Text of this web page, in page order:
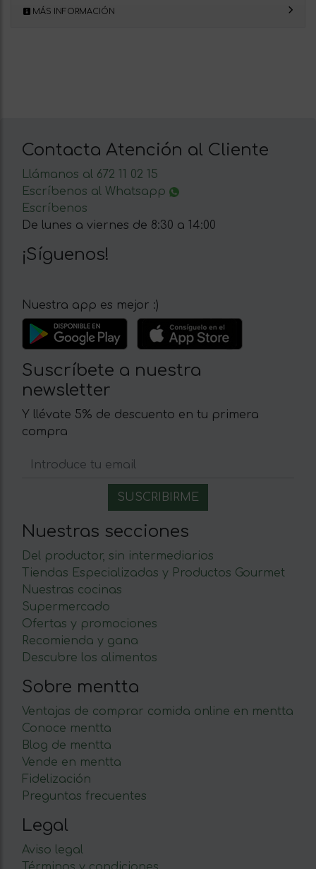
MÁS INFORMACIÓN
Contacta Atención al Cliente
Llámanos al 672 11 02 15
Escríbenos al Whatsapp
Escríbenos
De lunes a viernes de 8:30 a 14:00
¡Síguenos!
Nuestra app es mejor :)
Suscríbete a nuestra
newsletter
Y llévate 5% de descuento en tu primera
compra
Nuestras secciones
Del productor, sin intermediarios
Tiendas Especializadas y Productos Gourmet
Nuestras cocinas
Supermercado
Ofertas y promociones
Recomienda y gana
Descubre los alimentos
Sobre mentta
Ventajas de comprar comida online en mentta
Conoce mentta
Blog de mentta
Vende en mentta
Fidelización
Preguntas frecuentes
Legal
Aviso legal